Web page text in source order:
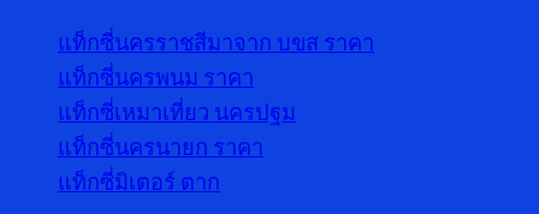
แท็กซี่นครราชสีมาจาก บขส ราคา
แท็กซี่นครพนม ราคา
แท็กซี่เหมาเที่ยว นครปฐม
แท็กซี่นครนายก ราคา
แท็กซี่มิเตอร์ ตาก